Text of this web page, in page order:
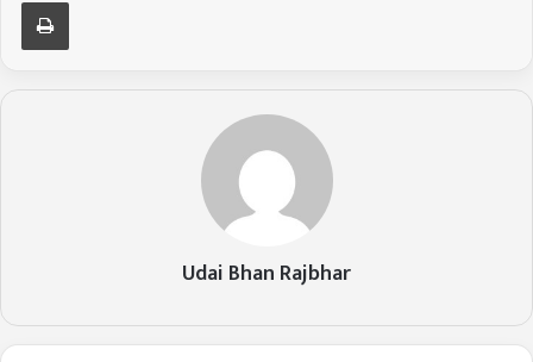
Udai Bhan Rajbhar